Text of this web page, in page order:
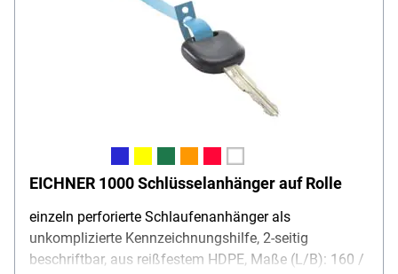
EICHNER 1000 Schlüsselanhänger auf Rolle
einzeln perforierte Schlaufenanhänger als
unkomplizierte Kennzeichnungshilfe, 2-seitig
beschriftbar, aus reißfestem HDPE, Maße (L/B): 160 /